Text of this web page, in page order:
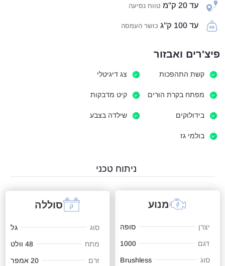
עד 20 ק"מ טווח נסיעה
עד 100 ק"ג כושר העמסה
פיצ'רים ואבזור
קשת התהפכות צג דיגיטלי
מפתח בקרת הורים קיט מדבקות
בידולוקים שילדה בצבע
בולמי גז
ניתוח טכני
מנוע
יצרן סופה
דגם 1000
סוג Brushless
סוללה
סוג גל
מתח 48 וולט
זרם 20 אמפר